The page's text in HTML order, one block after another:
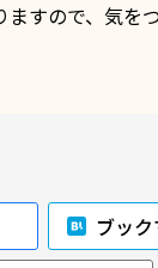
すので、気を
ブッ